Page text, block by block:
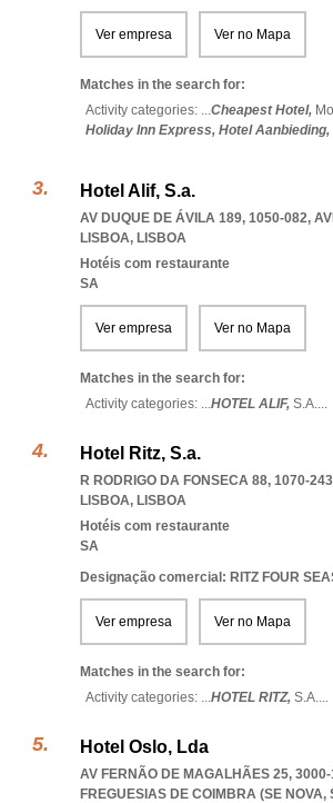
Ver empresa Ver no Mapa
Matches in the search for:
Activity categories: ...Cheapest Hotel,
Holiday Inn Express, Hotel Aanbieding,
Hotel Alif, S.a.
AV DUQUE DE ÁVILA 189, 1050-082,
LISBOA, LISBOA
Hotéis com restaurante
SA
Ver empresa Ver no Mapa
Matches in the search for:
Activity categories: ...HOTEL ALIF, S.A....
Hotel Ritz, S.a.
R RODRIGO DA FONSECA 88, 1070-243
LISBOA, LISBOA
Hotéis com restaurante
SA
Designação comercial: RITZ FOUR
Ver empresa Ver no Mapa
Matches in the search for:
Activity categories: ...HOTEL RITZ, S.A....
Hotel Oslo, Lda
AV FERNÃO DE MAGALHÃES 25,
FREGUESIAS DE COIMBRA (SE NOVA,